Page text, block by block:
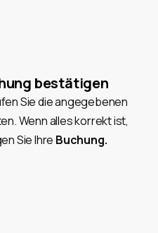
bestätigen
Sie die angegebenen
Wenn alles korrekt ist,
Sie Ihre Buchung.